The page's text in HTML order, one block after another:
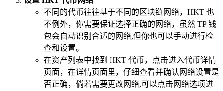
不同的代币往往基于不同的区块链网络，HKT 也
不例外，你需要保证选择正确的网络，虽然 TP 钱
包会自动识别合适的网络,但你也可以手动进行检
查和设置。
在资产列表中找到 HKT 代币，点击进入代币详情
页面，在详情页面里，仔细查看并确认网络设置是
否正确，倘若需要更改网络,可以点击网络选项进